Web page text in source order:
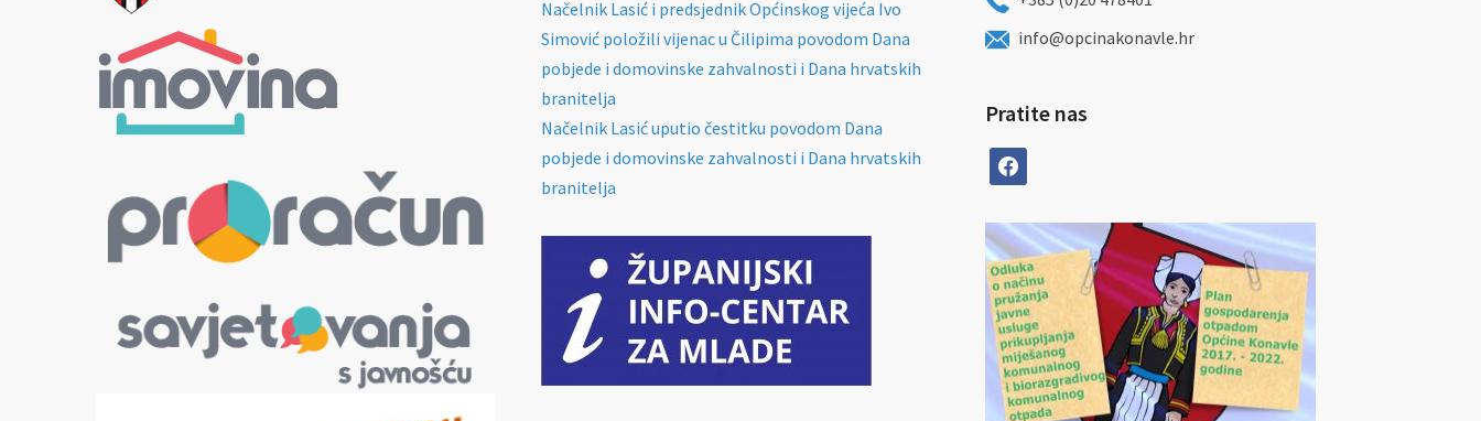
Načelnik Lasić i predsjednik Općinskog vijeća Ivo
Simović položili vijenac u Čilipima povodom Dana
pobjede i domovinske zahvalnosti i Dana hrvatskih
branitelja
Načelnik Lasić uputio čestitku povodom Dana
pobjede i domovinske zahvalnosti i Dana hrvatskih
branitelja
info@opcinakonavle.hr
Pratite nas
facebook